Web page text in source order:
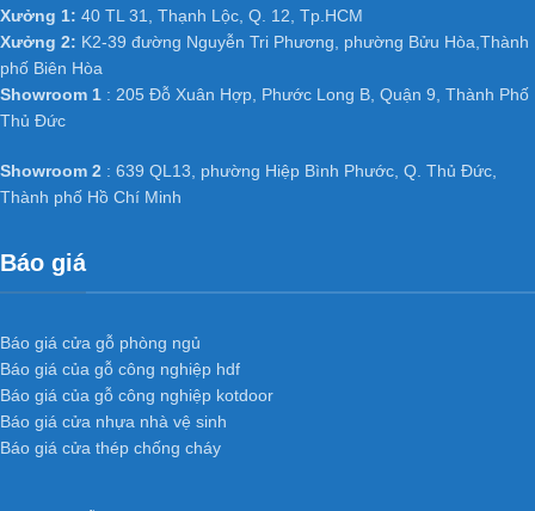
Xưởng 1: 40 TL 31, Thạnh Lộc, Q. 12, Tp.HCM
Xưởng 2: K2-39 đường Nguyễn Tri Phương, phường Bửu Hòa,Thành
phố Biên Hòa
Showroom 1 : 205 Đỗ Xuân Hợp, Phước Long B, Quận 9, Thành Phố
Thủ Đức
Showroom 2 : 639 QL13, phường Hiệp Bình Phước, Q. Thủ Đức,
Thành phố Hồ Chí Minh
Báo giá
Báo giá cửa gỗ phòng ngủ
Báo giá của gỗ công nghiệp hdf
Báo giá của gỗ công nghiệp kotdoor
Báo giá cửa nhựa nhà vệ sinh
Báo giá cửa thép chống cháy